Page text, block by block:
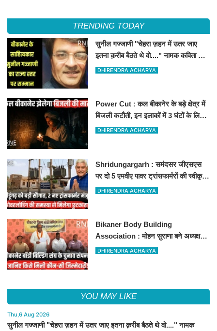
TRENDING TODAY
सुनील गज्जाणी "चेहरा ज़हन में उतर जाए
इतना क़रीब बैठते थे वो...." नामक कविता के
लिए राज्य स्तर पर सम्मानित होंगे
DHIRENDRA ACHARYA
Power Cut : कल बीकानेर के बड़े क्षेत्र में
बिजली कटौती, इन इलाकों में 3 घंटों के लिए
बिजली रहेगी गुल
DHIRENDRA ACHARYA
Shridungargarh : समंदसर जीएसएस
पर दो 5 एमवीए पावर ट्रांसफार्मरों की स्वीकृति,
विधायक ताराचंद सारस्वत के सतत प्रयास
DHIRENDRA ACHARYA
Bikaner Body Building
Association : मोहन सुराणा बने अध्यक्ष;
अरुण व्यास सचिव निर्विरोध निर्वाचित
DHIRENDRA ACHARYA
YOU MAY LIKE
Thu,6 Aug 2026
सुनील गज्जाणी "चेहरा ज़हन में उतर जाए इतना क़रीब बैठते थे वो...." नामक